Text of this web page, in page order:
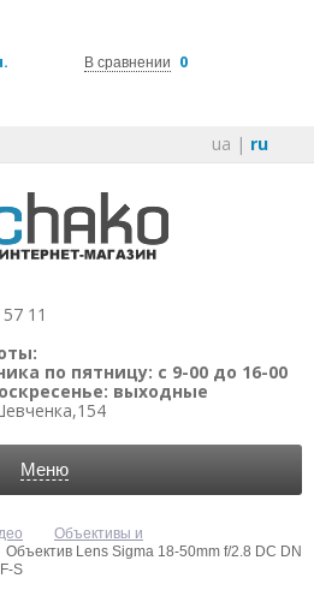
В сравнении 0
ua | ru
11
по пятницу: с 9-00 до 16-00
выходные
Меню
Объективы и
Объектив Lens Sigma 18-50mm f/2.8 DC DN
S